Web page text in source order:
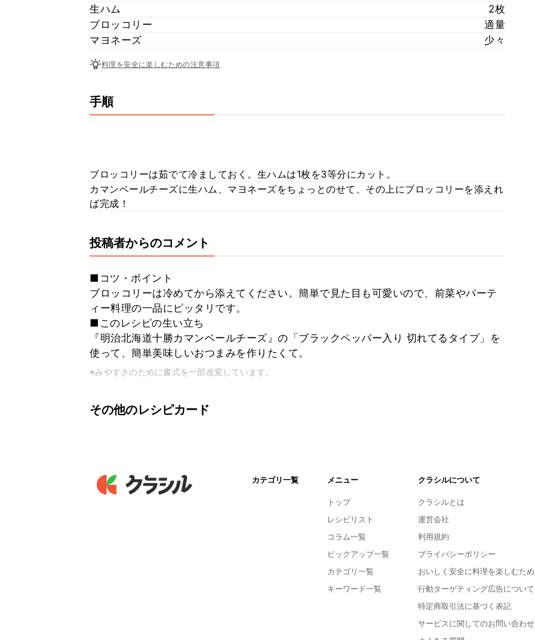
生ハム
2枚
ブロッコリー
適量
マヨネーズ
少々
料理を安全に楽しむための注意事項
手順
ブロッコリーは茹でて冷ましておく。生ハムは1枚を3等分にカット。
カマンベールチーズに生ハム、マヨネーズをちょっとのせて、その上にブロッコリーを添えれ
ば完成！
投稿者からのコメント
■コツ・ポイント
ブロッコリーは冷めてから添えてください。簡単で見た目も可愛いので、前菜やパーテ
ィー料理の一品にピッタリです。
■このレシピの生い立ち
『明治北海道十勝カマンベールチーズ』の「ブラックペッパー入り 切れてるタイプ」を
使って、簡単美味しいおつまみを作りたくて。
※みやすさのために書式を一部改変しています。
その他のレシピカード
カテゴリ一覧 メニュー
トップ
レシピリスト
コラム一覧
ピックアップ一覧
カテゴリ一覧
キーワード一覧
クラシルについて
クラシルとは
運営会社
利用規約
プライバシーポリシー
おいしく安全に料理を楽しむため
行動ターゲティング広告について
特定商取引法に基づく表記
サービスに関してのお問い合わせ